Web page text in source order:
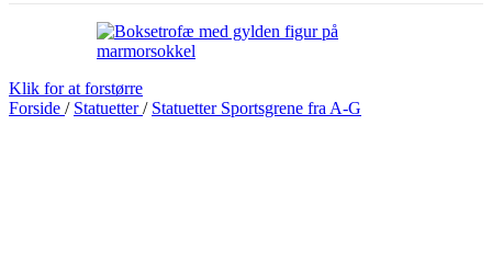
Klik for at forstørre
Forside / Statuetter/ Statuetter Sportsgrene fra A-G